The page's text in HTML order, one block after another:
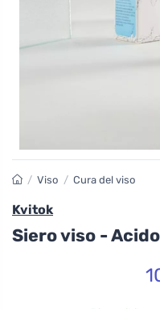
/ Viso / Cura del viso
Kvitok
Siero viso -